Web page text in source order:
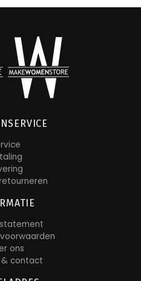
ons
contact